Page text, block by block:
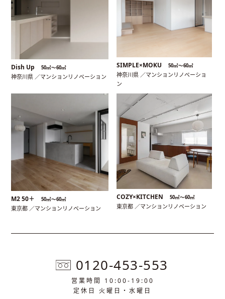
Dish Up 50㎡〜60㎡
神奈川県 ／マンションリノベーション
SIMPLE×MOKU 50㎡〜60㎡
神奈川県 ／マンションリノベーショ
ン
M2 50＋ 50㎡〜60㎡
東京都 ／マンションリノベーション
COZY×KITCHEN 50㎡〜60㎡
東京都 ／マンションリノベーション
0120-453-553
営業時間 10:00-19:00
定休日 火曜日・水曜日